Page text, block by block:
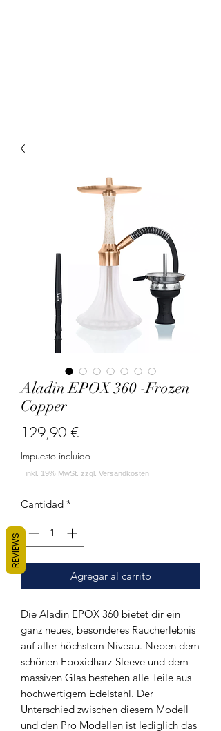
Aladin EPOX 360 -Frozen
Copper
129,90 €Precio
Impuesto incluido
Cantidad *
Agregar al carrito
Die Aladin EPOX 360 bietet dir ein
ganz neues, besonderes Raucherlebnis
auf aller höchstem Niveau. Neben dem
schönen Epoxidharz-Sleeve und dem
massiven Glas bestehen alle Teile aus
hochwertigem Edelstahl. Der
Unterschied zwischen diesem Modell
und den Pro Modellen ist lediglich das
REVIEWS